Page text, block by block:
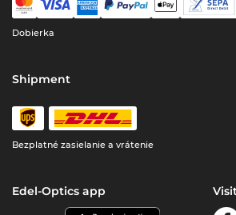
Dobierka
Shipment
Bezplatné zasielanie a vrátenie
Edel-Optics app